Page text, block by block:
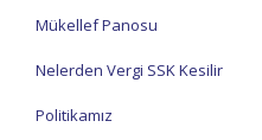
Mükellef Panosu
Nelerden Vergi SSK Kesilir
Politikamız